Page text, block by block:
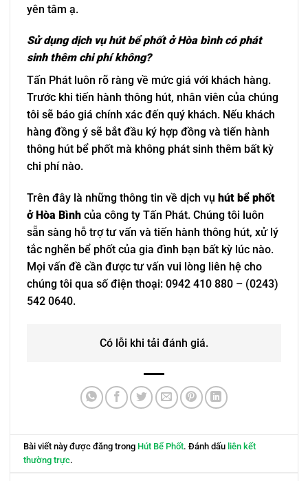
yên tâm ạ.
Sử dụng dịch vụ hút bể phốt ở Hòa bình có phát
sinh thêm chi phí không?
Tấn Phát luôn rõ ràng về mức giá với khách hàng.
Trước khi tiến hành thông hút, nhân viên của chúng
tôi sẽ báo giá chính xác đến quý khách. Nếu khách
hàng đồng ý sẽ bắt đầu ký hợp đồng và tiến hành
thông hút bể phốt mà không phát sinh thêm bất kỳ
chi phí nào.
Trên đây là những thông tin về dịch vụ hút bể phốt
ở Hòa Bình của công ty Tấn Phát. Chúng tôi luôn
sẵn sàng hỗ trợ tư vấn và tiến hành thông hút, xử lý
tắc nghẽn bể phốt của gia đình bạn bất kỳ lúc nào.
Mọi vấn đề cần được tư vấn vui lòng liên hệ cho
chúng tôi qua số điện thoại: 0942 410 880 – (0243)
542 0640.
Có lỗi khi tải đánh giá.
Bài viết này được đăng trong Hút Bể Phốt. Đánh dấuliên kết
thường trực.